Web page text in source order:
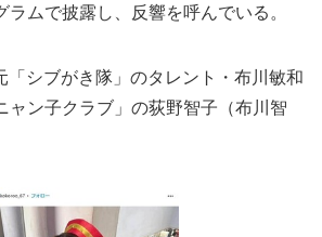
ムで披露し、反響を呼んでいる。
シブがき隊」のタレント・布川敏和
ャン子クラブ」の荻野智子（布川智